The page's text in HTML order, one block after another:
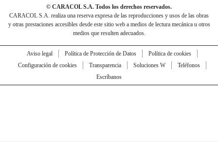
© CARACOL S.A. Todos los derechos reservados.
CARACOL S.A. realiza una reserva expresa de las reproducciones y usos de las obras
y otras prestaciones accesibles desde este sitio web a medios de lectura mecánica u otros
medios que resulten adecuados.
Aviso legal Política de Protección de Datos
Política de cookies
Configuración de cookies
Transparencia Soluciones W
Teléfonos
Escríbanos